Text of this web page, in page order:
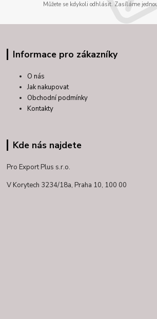
Můžete se kdykoli odhlásit. Zasíláme
Informace pro zákazníky
O nás
Jak nakupovat
Obchodní podmínky
Kontakty
Kde nás najdete
Pro Export Plus s.r.o.
V Korytech 3234/18a, Praha 10, 100 00